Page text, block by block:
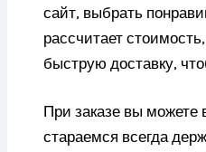
сайт, выбрать
рассчитает
быструю доставку,
При заказе вы можете
стараемся всегда